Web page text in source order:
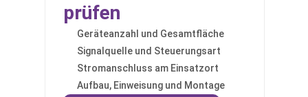
prüfen
Geräteanzahl und Gesamtfläche
Signalquelle und Steuerungsart
Stromanschluss am Einsatzort
Aufbau, Einweisung und Montage